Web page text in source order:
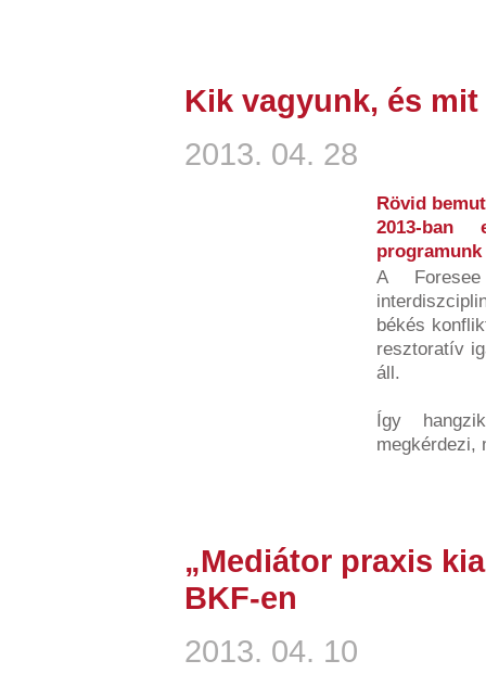
Kik vagyunk, és
2013. 04. 28
Rövid
2013-ban
A Foresee
békés
resztoratív
áll.
Így
megkérdezi,
„Mediátor praxis
BKF-en
2013. 04. 10